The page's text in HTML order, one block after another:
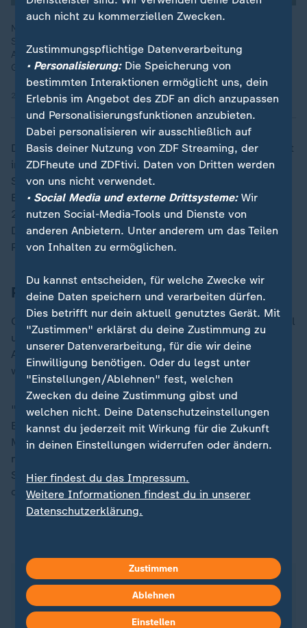
Nach den olympischen Spielen ist vor den paralympischen
Spielen: Wir schauen schon jetzt auf vier Athletinnen und
Athleten, die sportlich überzeugen und mit ihren persönlichen
Geschichten berühren.
21.08.2024 | 1:51 min
Die internationale Konkurrenz läuft Petrillo längst nicht
in Grund und Boden, auch wegen ihres für
Sportlerinnen fortgeschrittenen Alters. Als größter
Erfolg steht Bronze über 200 Meter bei der Para-WM
2023 zu Buche - und das nur aufgrund einer
Disqualifikation von Müller-Rottgardt. Gold bei den
Paralympics wäre eine Überraschung.
Petrillo will Zeichen setzen
Ob rein sportlich oder nicht, Petrillo möchte den Trubel
um ihre Person bei den Paralympischen Spielen (28.
August bis 8. September) nutzen - und zum Vorbild
werden.
"Die erste von vielen" möchte sie sein, "ein
Bezugspunkt für andere, eine Quelle der Inspiration.
Meine Erfahrungen können für andere Menschen
nützlich sein, unabhängig davon, ob sie eine
Sehbehinderung haben oder nicht, ob sie trans sind
oder nicht."
auch nicht zu kommerziellen Zwecken.
Zustimmungspflichtige Datenverarbeitung
• Personalisierung:Die Speicherung von
bestimmten Interaktionen ermöglicht uns, dein
Erlebnis im Angebot des ZDF an dich anzupassen
und Personalisierungsfunktionen anzubieten.
Dabei personalisieren wir ausschließlich auf
Basis deiner Nutzung von ZDF Streaming, der
ZDFheute und ZDFtivi. Daten von Dritten werden
von uns nicht verwendet.
• Social Media und externe Drittsysteme:Wir
nutzen Social-Media-Tools und Dienste von
anderen Anbietern. Unter anderem um das Teilen
von Inhalten zu ermöglichen.
Du kannst entscheiden, für welche Zwecke wir
deine Daten speichern und verarbeiten dürfen.
Dies betrifft nur dein aktuell genutztes Gerät. Mit
"Zustimmen" erklärst du deine Zustimmung zu
unserer Datenverarbeitung, für die wir deine
Einwilligung benötigen. Oder du legst unter
"Einstellungen/Ablehnen" fest, welchen
Zwecken du deine Zustimmung gibst und
welchen nicht. Deine Datenschutzeinstellungen
kannst du jederzeit mit Wirkung für die Zukunft
in deinen Einstellungen widerrufen oder ändern.
Hier findest du das Impressum.
Weitere Informationen findest du in unserer
Datenschutzerklärung.
Zustimmen
Ablehnen
Einstellen